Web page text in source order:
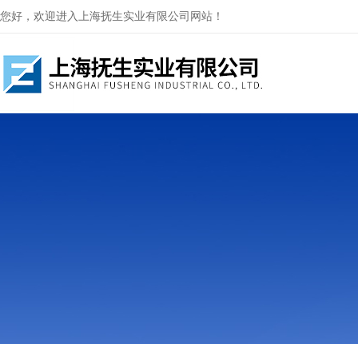
您好，欢迎进入上海抚生实业有限公司网站！